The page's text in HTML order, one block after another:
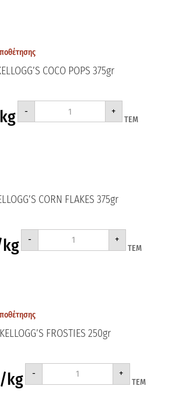
COCO POPS 375gr
-
KELLOGG'S
POPS
+
ΤΕΜ
CORN FLAKES 375gr
-
KELLOGG'S
FLAKES
+
ΤΕΜ
KELLOGG’S FROSTIES 250gr
/kg -
KELLOGG'S
250gr
+
ΤΕΜ